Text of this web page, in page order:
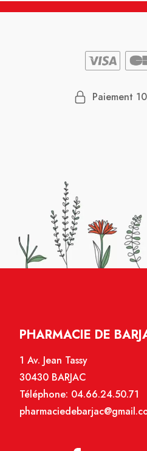
Paiement
PHARMACIE DE
1 Av. Jean Tassy
30430 BARJAC
Téléphone: 04.66.24.50.71